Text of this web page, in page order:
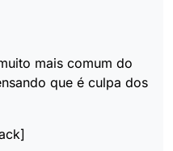
mais comum do
que é culpa dos